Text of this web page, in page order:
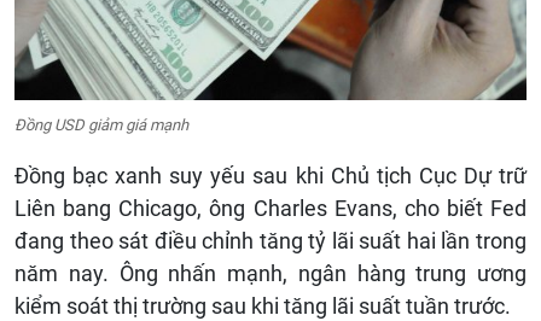
Đồng USD giảm giá mạnh
Đồng bạc xanh suy yếu sau khi Chủ tịch Cục Dự trữ
Liên bang Chicago, ông Charles Evans, cho biết Fed
đang theo sát điều chỉnh tăng tỷ lãi suất hai lần trong
năm nay. Ông nhấn mạnh, ngân hàng trung ương
kiểm soát thị trường sau khi tăng lãi suất tuần trước.